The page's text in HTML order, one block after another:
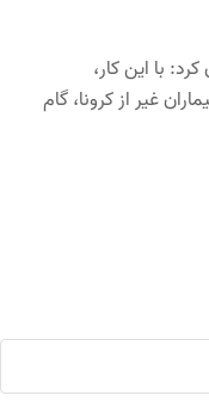
با این کار،
غیر از کرونا، گام